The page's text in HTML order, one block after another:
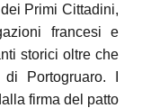
Primi Cittadini,
francesi e
storici oltre che
Portogruaro.
firma del patto